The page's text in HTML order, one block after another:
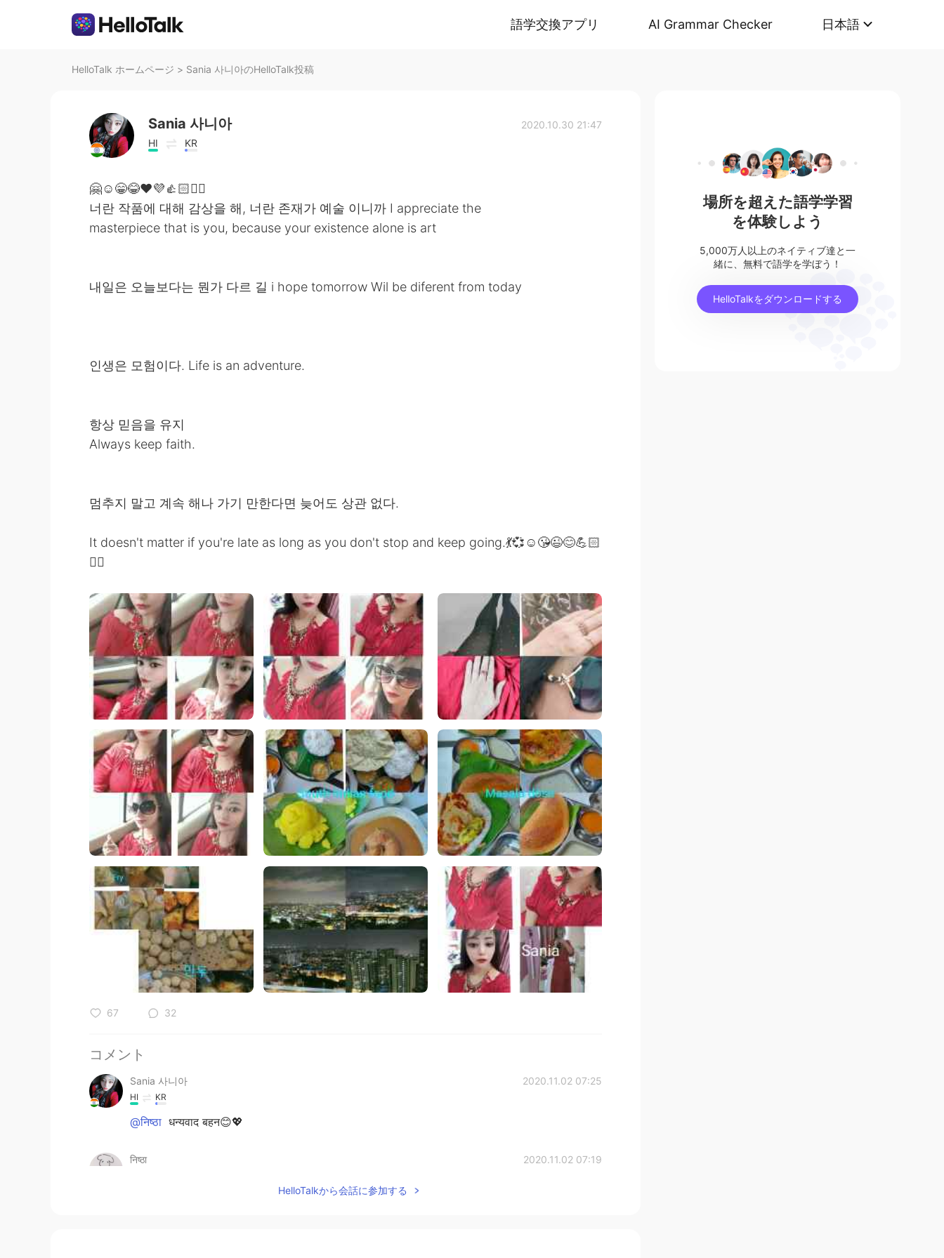
語学交換アプリ AI Grammar Checker 日本語
HelloTalk ホームページ > Sania 사니아のHelloTalk投稿
Sania 사니아
HI KR
2020.10.30 21:47
🤗☺️😁😂❤️💜👍🏻✌🏻
너란 작품에 대해 감상을 해, 너란 존재가 예술 이니까 I appreciate the
masterpiece that is you, because your existence alone is art
내일은 오늘보다는 뭔가 다르 길 i hope tomorrow Wil be diferent from today
인생은 모험이다. Life is an adventure.
항상 믿음을 유지
Always keep faith.
멈추지 말고 계속 해나 가기 만한다면 늦어도 상관 없다.
It doesn't matter if you're late as long as you don't stop and keep going.💃💞☺️😘😉😊💪🏻
✌🏻
67 32
コメント
Sania 사니아 2020.11.02 07:25
HI KR
@निष्ठा धन्यवाद बहन😊💖
निष्ठा 2020.11.02 07:19
HelloTalkから会話に参加する
場所を超えた語学学習
を体験しよう
5,000万人以上のネイティブ達と一
緒に、無料で語学を学ぼう！
HelloTalkをダウンロードする